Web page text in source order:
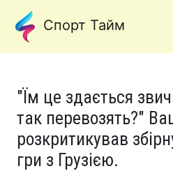
Спорт Тайм
"Їм це здається
так перевозять?"
розкритикував
гри з Грузією.